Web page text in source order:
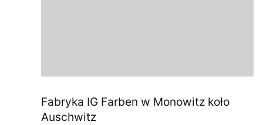
Fabryka IG Farben w Monowitz koło
Auschwitz